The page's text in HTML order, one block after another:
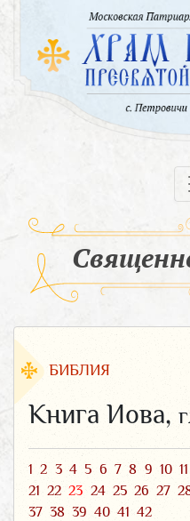
БИБЛИЯ
Книга Иова,
1 2 3 4 5 6 7 8 9 10 11
21 22 23 24 25 26 27
37 38 39 40 41 42